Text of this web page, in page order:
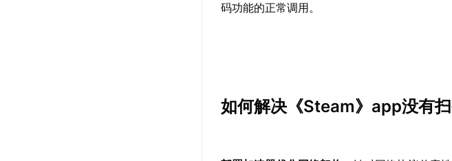
码功能的正常调用。
如何解决《Steam》app没有